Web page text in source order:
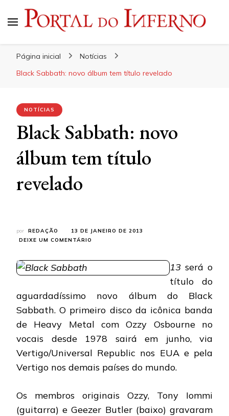
Página inicial
Notícias
Black Sabbath: novo álbum tem título revelado
NOTÍCIAS
Black Sabbath: novo
álbum tem título
revelado
por REDAÇÃO
13 DE JANEIRO DE 2013
DEIXE UM COMENTÁRIO
ÁLBUM
TÍTULO
13 será o
título do
aguardadíssimo novo álbum do Black
Sabbath. O primeiro disco da icônica banda
de Heavy Metal com Ozzy Osbourne no
vocais desde 1978 sairá em junho, via
Vertigo/Universal Republic nos EUA e pela
Vertigo nos demais países do mundo.
Os membros originais Ozzy, Tony Iommi
(guitarra) e Geezer Butler (baixo) gravaram